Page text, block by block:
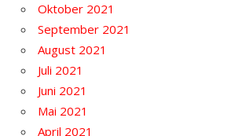
Oktober 2021
September 2021
August 2021
Juli 2021
Juni 2021
Mai 2021
April 2021